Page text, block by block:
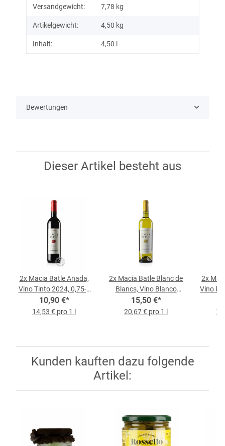
Versandgewicht: 7,78 kg
Artikelgewicht: 4,50 kg
Inhalt: 4,50 l
Bewertungen
Dieser Artikel besteht aus
2x Macia Batle Anada,
Vino Tinto 2024, 0,75-l-
Flasche
10,90 €*
14,53 € pro 1 l
2x Macia Batle Blanc de
Blancs, Vino Blanco
2025, 0,75-l-Flasche
15,50 €*
20,67 € pro 1 l
2x
Vino
Kunden kauften dazu folgende
Artikel: